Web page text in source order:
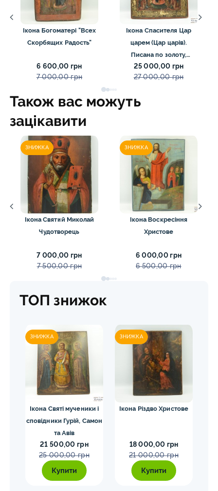
Ікона Богоматері "Всех
Скорбящих Радость"
6 600,00 грн
7 000,00 грн
Ікона Спасителя Цар
царем (Цар царів).
Писана по золоту,
велика.
25 000,00 грн
27 000,00 грн
Також вас можуть
зацікавити
ЗНИЖКА
Ікона Святий Миколай
Чудотворець
7 000,00 грн
7 500,00 грн
ЗНИЖКА
Ікона Воскресіння
Христове
6 000,00 грн
6 500,00 грн
ТОП знижок
ЗНИЖКА
Ікона Святі мученики і
сповідники Гурій, Самон
та Авів
21 500,00 грн
25 000,00 грн
Купити
ЗНИЖКА
Ікона Різдво Христове
18 000,00 грн
21 000,00 грн
Купити